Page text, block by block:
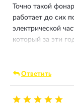
Точно такой
работает до сих
электрической
который за эти
АЛЬТЕРНАТИВЫ
эпоксидкой и он
Ответить